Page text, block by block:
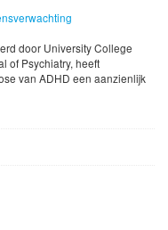
door University College
of Psychiatry, heeft
van ADHD een aanzienlijk